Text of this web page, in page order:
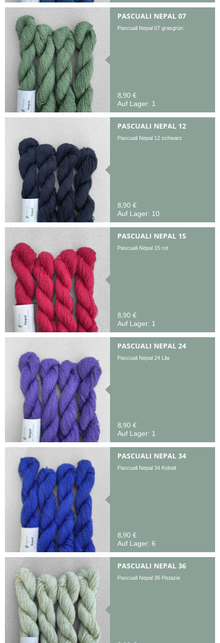
PASCUALI NEPAL 07
Pascuali Nepal 07 grasgrün
8,90 €
Auf Lager: 1
PASCUALI NEPAL 12
Pascuali Nepal 12 schwarz
8,90 €
Auf Lager: 10
PASCUALI NEPAL 15
Pascuali Nepal 15 rot
8,90 €
Auf Lager: 1
PASCUALI NEPAL 24
Pascuali Nepal 24 Lila
8,90 €
Auf Lager: 1
PASCUALI NEPAL 34
Pascuali Nepal 34 Kobalt
8,90 €
Auf Lager: 6
PASCUALI NEPAL 36
Pascuali Nepal 36 Pistazie